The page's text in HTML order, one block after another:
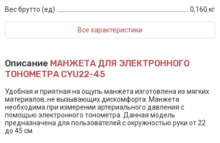
Вес брутто (ед)
0,160 кг
Все характеристики
Описание МАНЖЕТА ДЛЯ ЭЛЕКТРОННОГО
ТОНОМЕТРА CYU22-45
Удобная и приятная на ощупь манжета изготовлена из мягких
материалов, не вызывающих дискомфорта. Манжета
необходима при измерении артериального давления с
помощью электронного тонометра. Данная модель
предназначена для пользователей с окружностью руки от 22
до 45 см.